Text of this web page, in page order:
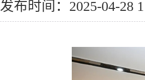
发布时间：2025-04-28